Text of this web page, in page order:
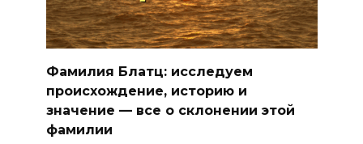
Фамилия Блатц: исследуем
происхождение, историю и
значение — все о склонении этой
фамилии